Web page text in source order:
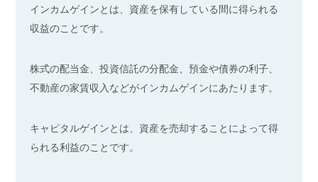
インカムゲインとは、資産を保有している間に得られる
収益のことです。
株式の配当金、投資信託の分配金、預金や債券の利子、
不動産の家賃収入などがインカムゲインにあたります。
キャピタルゲインとは、資産を売却することによって得
られる利益のことです。